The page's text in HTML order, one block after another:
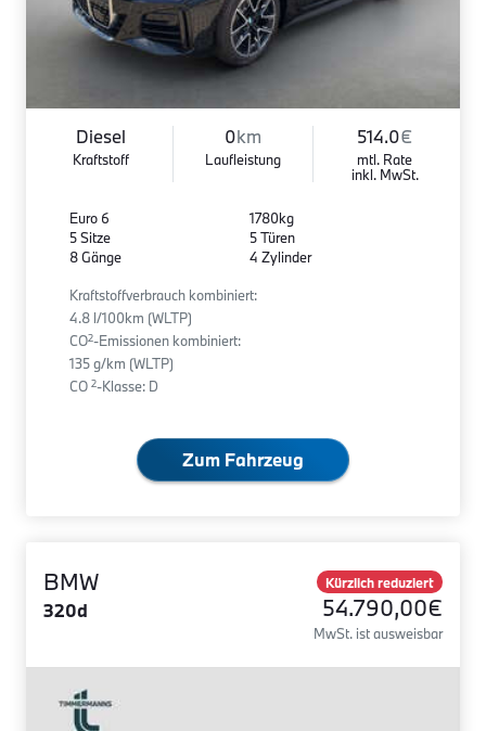
Diesel
Kraftstoff
0km
Laufleistung
514.0€
mtl. Rate
inkl. MwSt.
Euro 6
5 Sitze
8 Gänge
1780kg
5 Türen
4 Zylinder
Kraftstoffverbrauch kombiniert:
4.8 l/100km (WLTP)
CO2-Emissionen kombiniert:
135 g/km (WLTP)
CO 2-Klasse: D
Zum Fahrzeug
BMW
320d
Kürzlich reduziert
54.790,00€
MwSt. ist ausweisbar